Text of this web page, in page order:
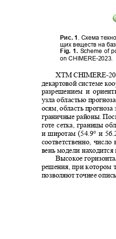
Рис. 1
. Схема
щих веществ на
Fig. 1. Scheme of
on CHIMERE-2023.
XTM CHIMERE-
декартовой системе
разрешением и
узла областью
осям, область
граничные районы.
готе сетка, границы
и широтам (54.9° и
соответственно,
вень модели
Высокое
решения, при котором
позволяют точнее